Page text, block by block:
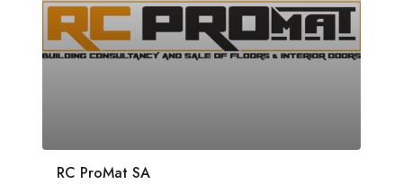
RC ProMat SA